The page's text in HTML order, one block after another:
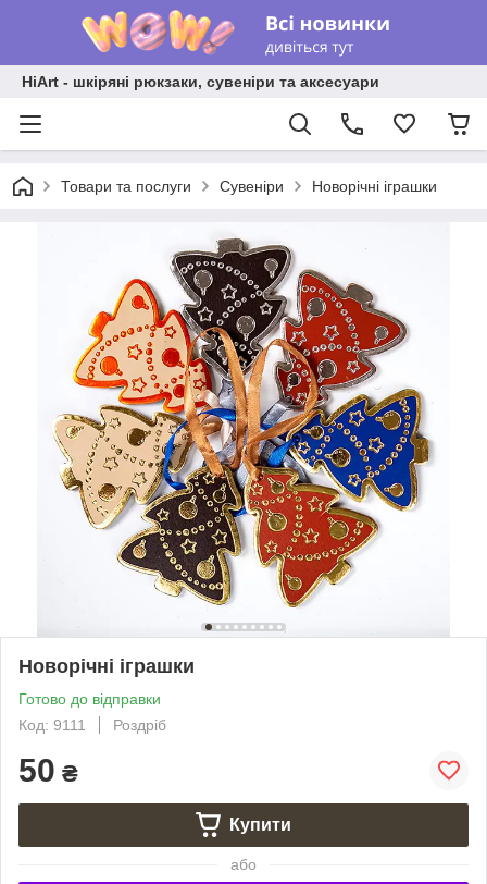
HiArt - шкіряні рюкзаки, сувеніри та аксесуари
Товари та послуги Сувеніри Новорічні іграшки
Новорічні іграшки
Готово до відправки
Код: 9111
Роздріб
50 ₴
Купити
або